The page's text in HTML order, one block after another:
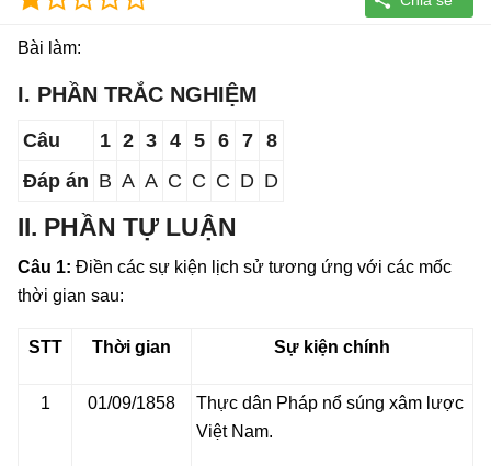
Bài làm:
I. PHẦN TRẮC NGHIỆM
Câu 1 2 3 4 5 6 7
8
Đáp án B A A C C C D D
II. PHẦN TỰ LUẬN
Câu 1: Điền các sự kiện lịch sử tương ứng với các mốc
thời gian sau:
STT Thời gian Sự kiện chính
1 01/09/1858
Thực dân Pháp nổ súng xâm lược
Việt Nam.